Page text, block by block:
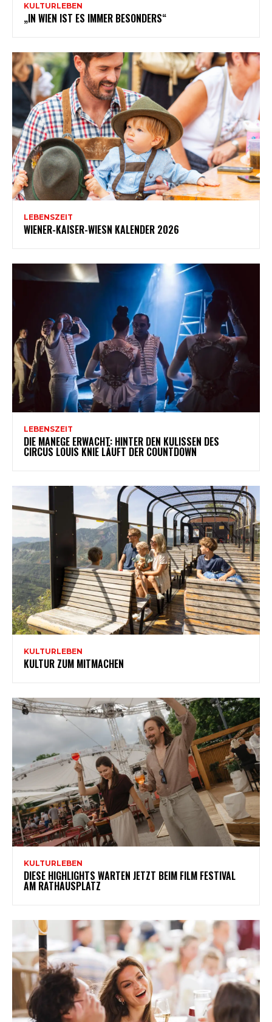
KULTURLEBEN
„IN WIEN IST ES IMMER BESONDERS“
LEBENSZEIT
WIENER-KAISER-WIESN KALENDER 2026
LEBENSZEIT
DIE MANEGE ERWACHT: HINTER DEN KULISSEN DES
CIRCUS LOUIS KNIE LÄUFT DER COUNTDOWN
KULTURLEBEN
KULTUR ZUM MITMACHEN
KULTURLEBEN
DIESE HIGHLIGHTS WARTEN JETZT BEIM FILM FESTIVAL
AM RATHAUSPLATZ